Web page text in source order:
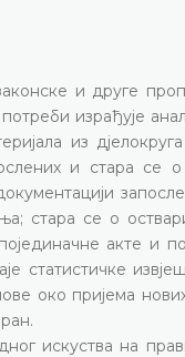
и друге
израђује
из дјелокруга
и стара се о
стара се о
акте и
статистичке
око пријема
искуства на